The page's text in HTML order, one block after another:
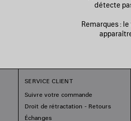
détecte
Remarques :
SERVICE CLIENT
Suivre votre commande
Droit de rétractation - Retours
Échanges